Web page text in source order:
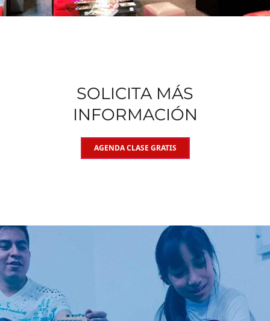
SOLICITA MÁS
INFORMACIÓN
AGENDA CLASE GRATIS